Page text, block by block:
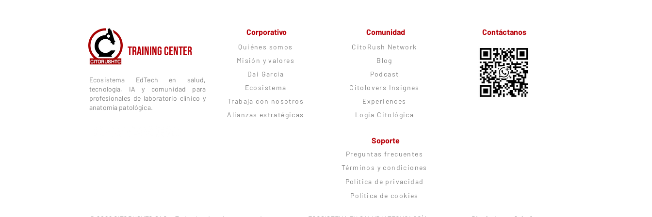
TRAINING CENTER
Ecosistema EdTech en salud,
tecnología, IA y comunidad para
profesionales de laboratorio clínico y
anatomía patológica.
Corporativo
Quiénes somos
Misión y valores
Dai García
Ecosistema
Trabaja con nosotros
Alianzas estratégicas
Comunidad
CitoRush Network
Blog
Podcast
Citolovers Insignes
Experiences
Logia Citológica
Contáctanos
Soporte
Preguntas frecuentes
Términos y condiciones
Política de privacidad
Política de cookies